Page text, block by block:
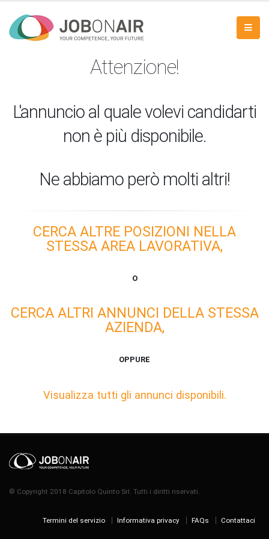
Attenzione!
L'annuncio al quale volevi candidarti
non è più disponibile.
Ne abbiamo però molti altri!
CERCA ALTRE POSIZIONI NELLA
STESSA AREA LAVORATIVA,
O
CERCA ALTRI ANNUNCI DELLA STESSA
AZIENDA,
OPPURE
Visualizza tutti gli annunci disponibili.
© Copyright 2018 Capitolo Quinto Srl. Tutti i diritti riservati.
Termini del servizio Informativa privacy FAQs Contattaci